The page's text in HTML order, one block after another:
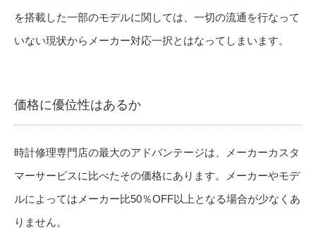
を搭載した一部のモデルに関しては、一切の流通を行なって
いない現状からメーカー対応一択とはなってしまいます。
価格に優位性はあるか
時計修理専門店の最大のアドバンテージは、メーカーカスタ
マーサービスに比べたその価格にあります。メーカーやモデ
ルによってはメーカー比50％OFF以上となる場合が少なくあ
りません。